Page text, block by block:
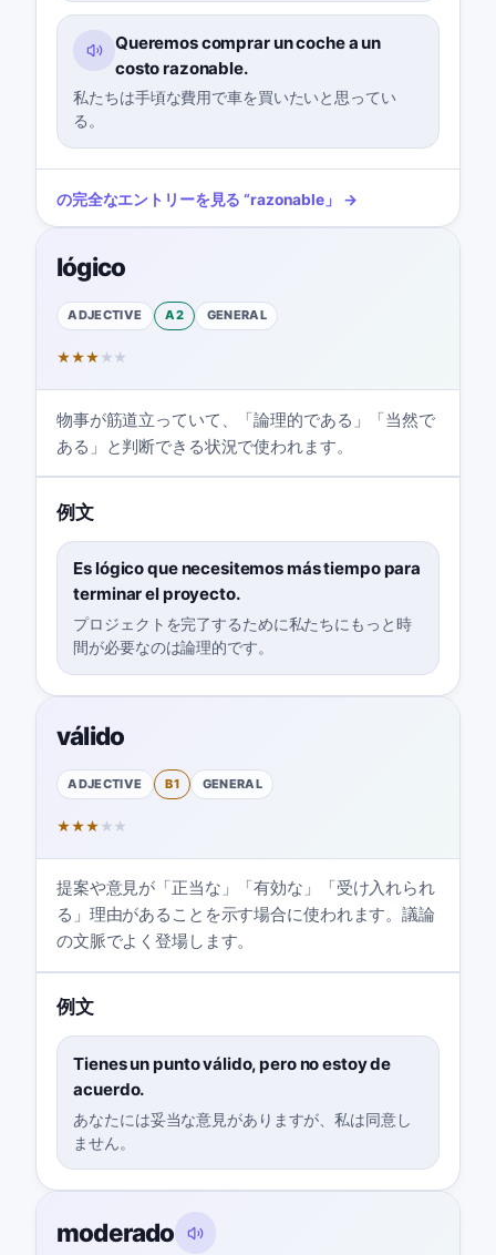
Queremos comprar un coche a un
costo razonable.
私たちは手頃な費用で車を買いたいと思ってい
る。
の完全なエントリーを見る “razonable」 →
lógico
ADJECTIVE A2 GENERAL
★★★ ★ ★
物事が筋道立っていて、「論理的である」「当然で
ある」と判断できる状況で使われます。
例文
Es lógico que necesitemos más tiempo para
terminar el proyecto.
プロジェクトを完了するために私たちにもっと時
間が必要なのは論理的です。
válido
ADJECTIVE B1 GENERAL
★★★ ★ ★
提案や意見が「正当な」「有効な」「受け入れられ
る」理由があることを示す場合に使われます。議論
の文脈でよく登場します。
例文
Tienes un punto válido, pero no estoy de
acuerdo.
あなたには妥当な意見がありますが、私は同意し
ません。
moderado